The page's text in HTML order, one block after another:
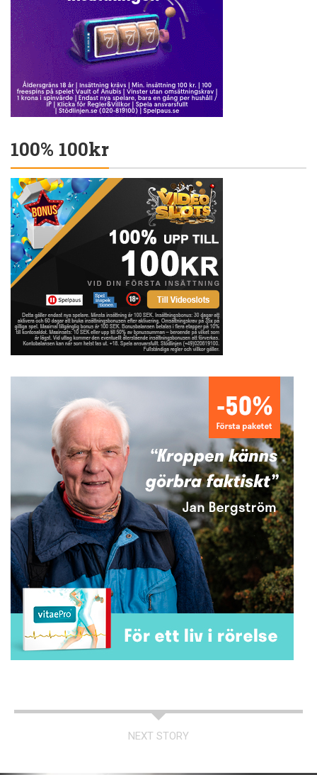
100% 100kr
NEXT STORY